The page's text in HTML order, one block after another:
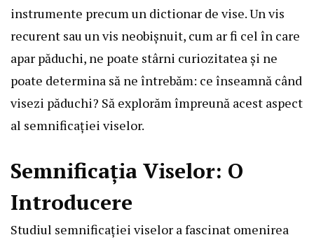
instrumente precum un dictionar de vise. Un vis
recurent sau un vis neobișnuit, cum ar fi cel în care
apar păduchi, ne poate stârni curiozitatea și ne
poate determina să ne întrebăm: ce înseamnă când
visezi păduchi? Să explorăm împreună acest aspect
al semnificației viselor.
Semnificația Viselor: O
Introducere
Studiul semnificației viselor a fascinat omenirea